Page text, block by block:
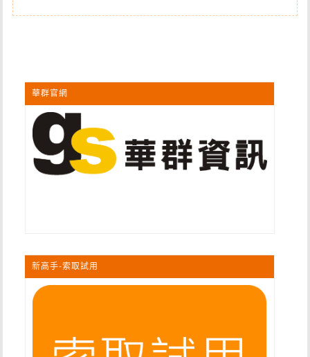
華群官網
新高手-索取試用